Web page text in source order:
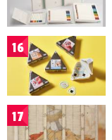
16
17